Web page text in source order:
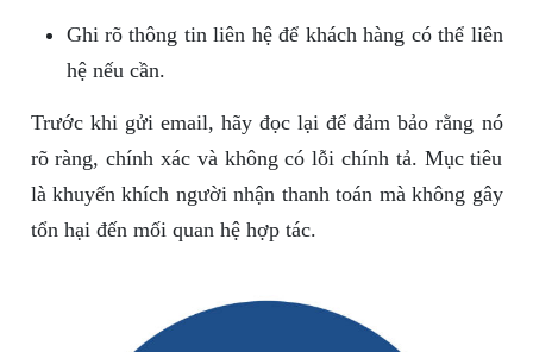
Ghi rõ thông tin liên hệ để khách hàng có thể liên
hệ nếu cần.
Trước khi gửi email, hãy đọc lại để đảm bảo rằng nó
rõ ràng, chính xác và không có lỗi chính tả. Mục tiêu
là khuyến khích người nhận thanh toán mà không gây
tổn hại đến mối quan hệ hợp tác.